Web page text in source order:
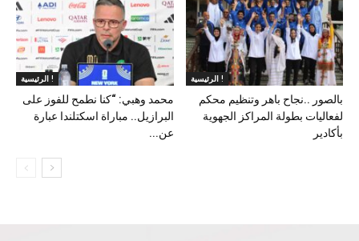
الرئيسية !
محمد وهبي: “كنا نطمح للفوز على
البرازيل.. مباراة اسكتلندا عبارة
عن...
الرئيسية !
بالصور ..نجاح باهر وتنظيم محكم
لفعاليات بطولة المراكز الجهوية
بأكادير